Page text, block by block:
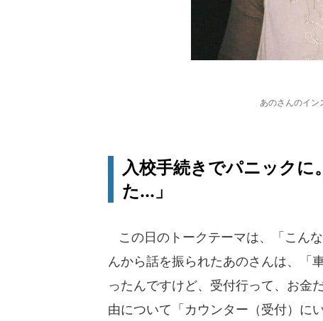
あのさんのイン
入校手続きでパニックに
た...」
この日のトークテーマは、「こん
んから話を振られたあのさんは、「
ったんですけど、受付行って、お金
由について「カウンター（受付）に